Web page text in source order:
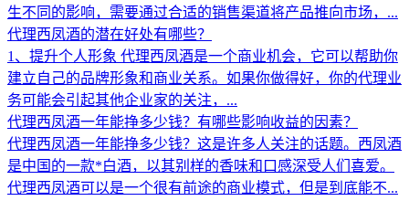
生不同的影响，需要通过合适的销售渠道将产品推向市场，...
代理西凤酒的潜在好处有哪些？
1、提升个人形象 代理西凤酒是一个商业机会，它可以帮助你
建立自己的品牌形象和商业关系。如果你做得好，你的代理业
务可能会引起其他企业家的关注，...
代理西凤酒一年能挣多少钱？有哪些影响收益的因素？
代理西凤酒一年能挣多少钱？这是许多人关注的话题。西凤酒
是中国的一款*白酒，以其别样的香味和口感深受人们喜爱。
代理西凤酒可以是一个很有前途的商业模式，但是到底能不...